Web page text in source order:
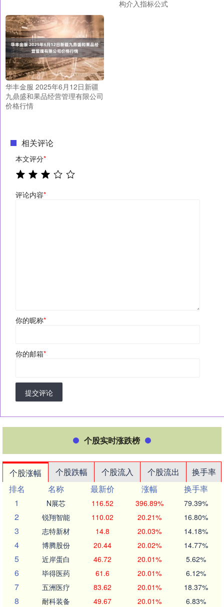
构介入指标公式
华丰金服 2025年6月12日新疆
九鼎盛和果品经营管理有限公司
价格行情
相关评论
本文评分*
评论内容*
你的昵称*
你的邮箱*
提交评论
个股实时涨跌榜
个股涨幅 个股跌幅 个股流入 个股流出
换手率
排名
名称 最新价 涨幅
换手率
1
N展芯 116.52 396.89% 79.39%
2 锐翔智能 110.02 20.21% 16.80%
3 志特新材 14.8 20.03% 14.18%
4 博腾股份 20.44 20.02% 14.77%
5 近岸蛋白 46.72 20.01% 5.62%
6 毕得医药 61.6 20.01% 6.12%
7 五洲医疗 83.62 20.01% 18.37%
8 耐科装备 49.67 20.01% 6.83%